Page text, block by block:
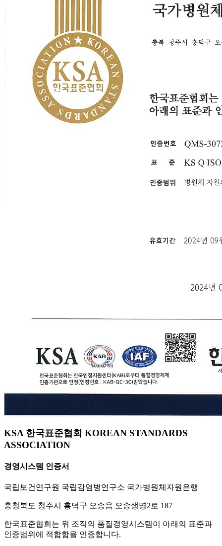
KSA 한국표준협회 KOREAN STANDARDS
ASSOCIATION
경영시스템 인증서
국립보건연구원 국립감염병연구소 국가병원체자원은행
충청북도 청주시 흥덕구 오송읍 오송생명2로 187
한국표준협회는 위 조직의 품질경영시스템이 아래의 표준과
인증범위에 적합함을 인증합니다.